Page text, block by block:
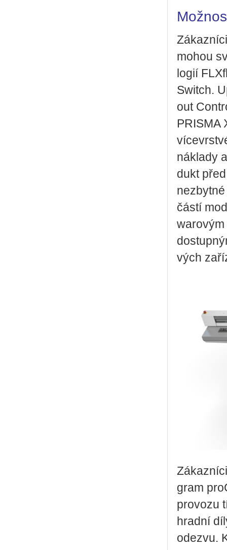
mohou
lo­gií
Switch.
out
PRISMA
ná­kla­dy
dukt
čás­tí
vých
gram
pro­vo­zu
hrad­ní
ode­zvu.